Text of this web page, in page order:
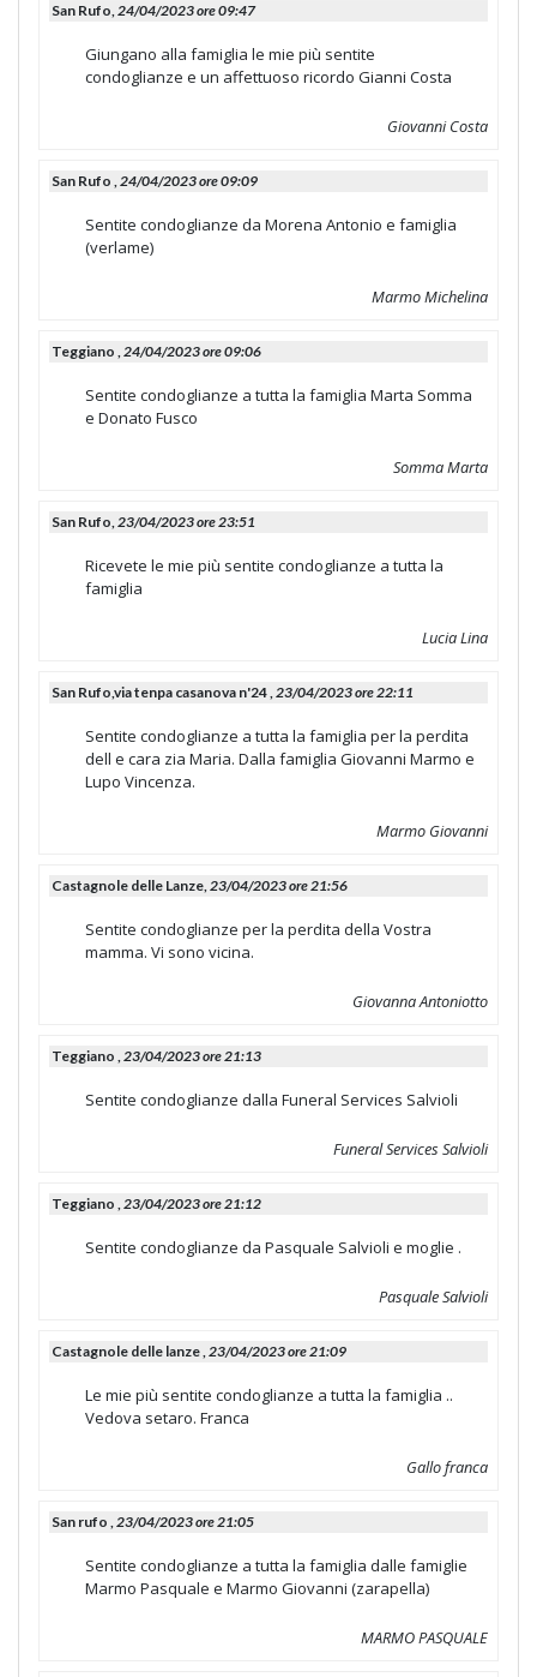
San Rufo,24/04/2023 ore 09:47
Giungano alla famiglia le mie più sentite
condoglianze e un affettuoso ricordo Gianni Costa
Giovanni Costa
San Rufo ,24/04/2023 ore 09:09
Sentite condoglianze da Morena Antonio e famiglia
(verlame)
Marmo Michelina
Teggiano ,24/04/2023 ore 09:06
Sentite condoglianze a tutta la famiglia Marta Somma
e Donato Fusco
Somma Marta
San Rufo,23/04/2023 ore 23:51
Ricevete le mie più sentite condoglianze a tutta la
famiglia
Lucia Lina
San Rufo,via tenpa casanova n'24 ,23/04/2023 ore 22:11
Sentite condoglianze a tutta la famiglia per la perdita
dell e cara zia Maria. Dalla famiglia Giovanni Marmo e
Lupo Vincenza.
Marmo Giovanni
Castagnole delle Lanze,23/04/2023 ore 21:56
Sentite condoglianze per la perdita della Vostra
mamma. Vi sono vicina.
Giovanna Antoniotto
Teggiano ,23/04/2023 ore 21:13
Sentite condoglianze dalla Funeral Services Salvioli
Funeral Services Salvioli
Teggiano ,23/04/2023 ore 21:12
Sentite condoglianze da Pasquale Salvioli e moglie .
Pasquale Salvioli
Castagnole delle lanze ,23/04/2023 ore 21:09
Le mie più sentite condoglianze a tutta la famiglia ..
Vedova setaro. Franca
Gallo franca
San rufo ,23/04/2023 ore 21:05
Sentite condoglianze a tutta la famiglia dalle famiglie
Marmo Pasquale e Marmo Giovanni (zarapella)
MARMO PASQUALE